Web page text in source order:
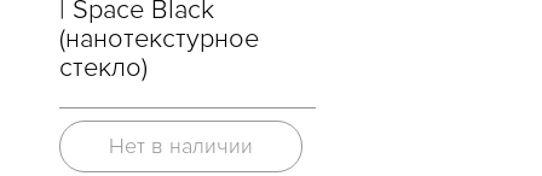
| Space Black
(нанотекстурное
стекло)
Нет в наличии